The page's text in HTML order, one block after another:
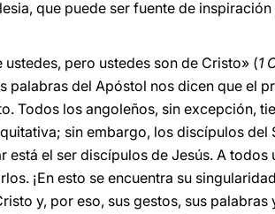
que puede ser fuente de
ustedes, pero ustedes son de Cristo» (1
palabras del Apóstol nos dicen que el
Todos los angoleños, sin excepción,
sin embargo, los discípulos
está el ser discípulos de Jesús. A
¡En esto se encuentra su
y, por eso, sus gestos, sus